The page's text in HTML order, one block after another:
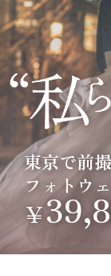
東京で前
フォトウ
￥